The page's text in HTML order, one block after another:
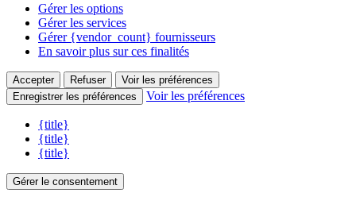
Gérer les options
Gérer les services
Gérer {vendor_count} fournisseurs
En savoir plus sur ces finalités
Accepter Refuser
Voir les préférences
Enregistrer les préférences
Voir les préférences
{title}
{title}
{title}
Gérer le consentement